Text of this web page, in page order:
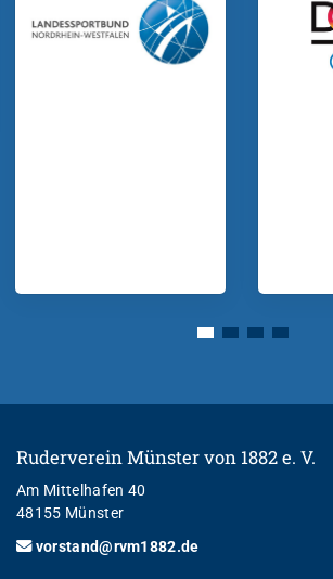
Ruderverein Münster von 1882 e. V.
Am Mittelhafen 40
48155 Münster
vorstand@rvm1882.de